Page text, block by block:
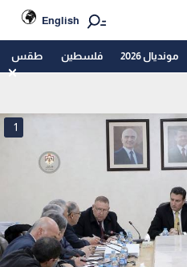
English
مونديال 2026 فلسطين طقس
1